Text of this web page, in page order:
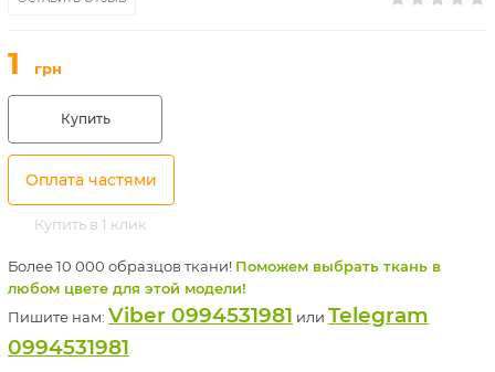
1 грн
Купить
Оплата частями
Купить в 1 клик
Более 10 000 образцов ткани! Поможем выбрать ткань в
любом цвете для этой модели!
Пишите нам: Viber 0994531981 или Telegram
0994531981